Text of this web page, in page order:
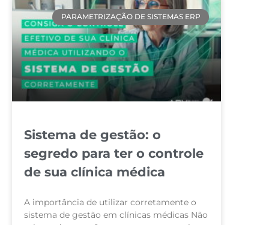
PARAMETRIZAÇÃO DE SISTEMAS ERP
Sistema de gestão: o
segredo para ter o controle
de sua clínica médica
A importância de utilizar corretamente o
sistema de gestão em clínicas médicas Não